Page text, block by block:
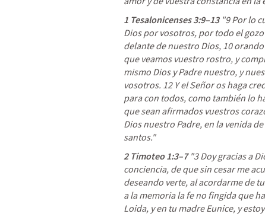
1 Tesalonicenses 3:9–13 "9 Por lo
Dios por vosotros, por todo el
delante de nuestro Dios, 10 orando
que veamos vuestro rostro, y
mismo Dios y Padre nuestro, y
vosotros. 12 Y el Señor os haga
para con todos, como también lo
que sean afirmados vuestros
Dios nuestro Padre, en la venida
santos."
2 Timoteo 1:3–7 "3 Doy gracias a
conciencia, de que sin cesar me
deseando verte, al acordarme de
a la memoria la fe no fingida que
Loida, y en tu madre Eunice, y